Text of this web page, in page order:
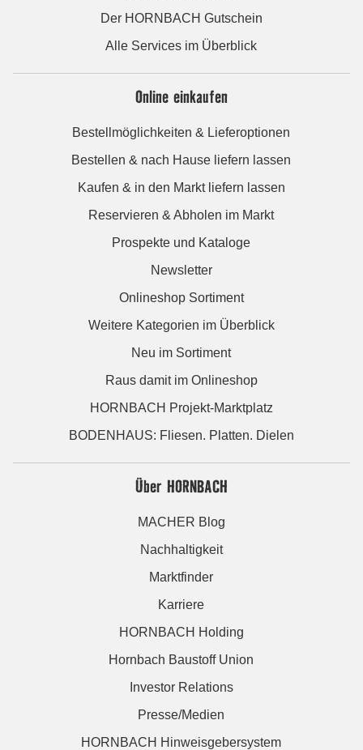
Der HORNBACH Gutschein
Alle Services im Überblick
Online einkaufen
Bestellmöglichkeiten & Lieferoptionen
Bestellen & nach Hause liefern lassen
Kaufen & in den Markt liefern lassen
Reservieren & Abholen im Markt
Prospekte und Kataloge
Newsletter
Onlineshop Sortiment
Weitere Kategorien im Überblick
Neu im Sortiment
Raus damit im Onlineshop
HORNBACH Projekt-Marktplatz
BODENHAUS: Fliesen. Platten. Dielen
Über HORNBACH
MACHER Blog
Nachhaltigkeit
Marktfinder
Karriere
HORNBACH Holding
Hornbach Baustoff Union
Investor Relations
Presse/Medien
HORNBACH Hinweisgebersystem